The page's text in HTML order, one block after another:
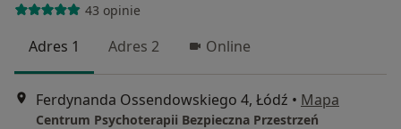
43 opinie
Adres 1 Adres 2 Online
Ferdynanda Ossendowskiego 4, Łódź • Mapa
Centrum Psychoterapii Bezpieczna Przestrzeń